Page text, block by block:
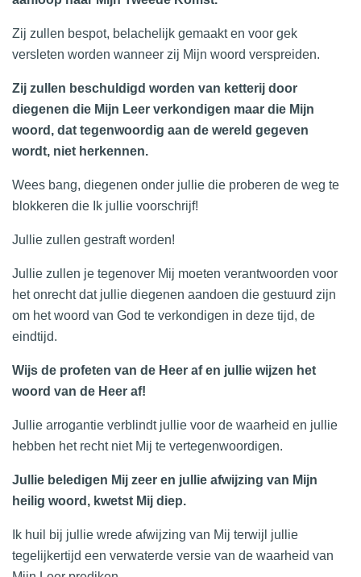
Zij zullen bespot, belachelijk gemaakt en voor gek
versleten worden wanneer zij Mijn woord verspreiden.
Zij zullen beschuldigd worden van ketterij door
diegenen die Mijn Leer verkondigen maar die Mijn
woord, dat tegenwoordig aan de wereld gegeven
wordt, niet herkennen.
Wees bang, diegenen onder jullie die proberen de weg te
blokkeren die Ik jullie voorschrijf!
Jullie zullen gestraft worden!
Jullie zullen je tegenover Mij moeten verantwoorden voor
het onrecht dat jullie diegenen aandoen die gestuurd zijn
om het woord van God te verkondigen in deze tijd, de
eindtijd.
Wijs de profeten van de Heer af en jullie wijzen het
woord van de Heer af!
Jullie arrogantie verblindt jullie voor de waarheid en jullie
hebben het recht niet Mij te vertegenwoordigen.
Jullie beledigen Mij zeer en jullie afwijzing van Mijn
heilig woord, kwetst Mij diep.
Ik huil bij jullie wrede afwijzing van Mij terwijl jullie
tegelijkertijd een verwaterde versie van de waarheid van